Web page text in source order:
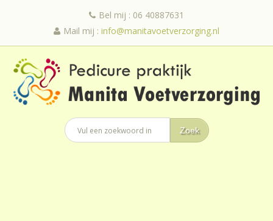
Bel mij : 06 40887631
Mail mij : info@manitavoetverzorging.nl